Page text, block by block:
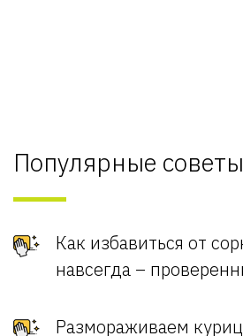
Популярные советы
Как избавиться от
навсегда –
Размораживаем